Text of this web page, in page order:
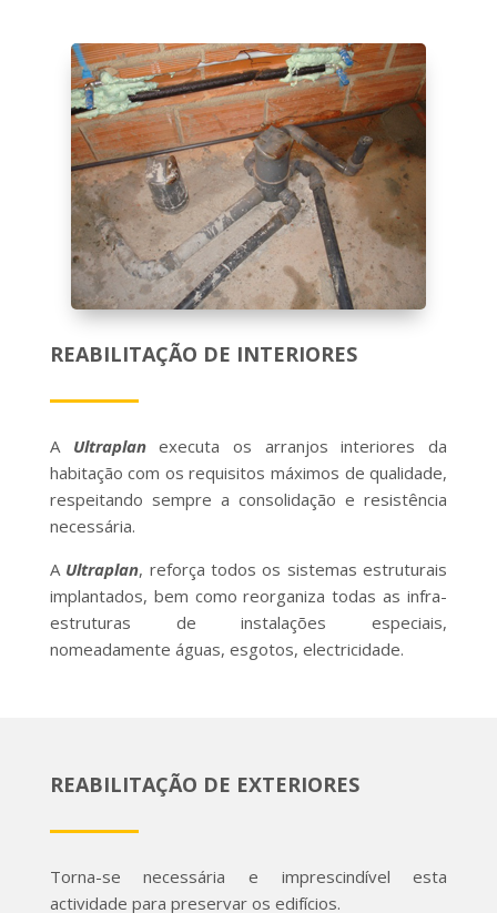
REABILITAÇÃO DE INTERIORES
A Ultraplan executa os arranjos interiores da
habitação com os requisitos máximos de qualidade,
respeitando sempre a consolidação e resistência
necessária.
A Ultraplan, reforça todos os sistemas estruturais
implantados, bem como reorganiza todas as infra-
estruturas de instalações especiais,
nomeadamente águas, esgotos, electricidade.
REABILITAÇÃO DE EXTERIORES
Torna-se necessária e imprescindível esta
actividade para preservar os edifícios.